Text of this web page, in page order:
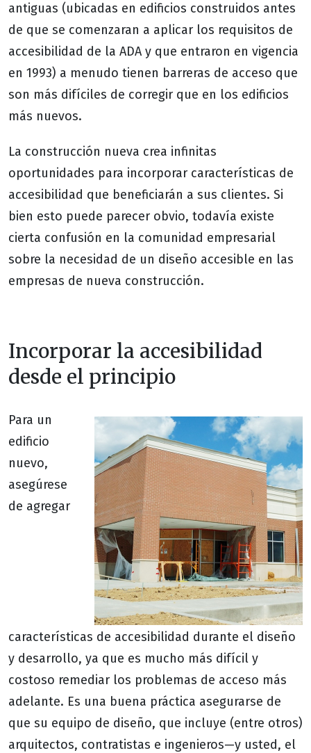
antiguas (ubicadas en edificios construidos antes
de que se comenzaran a aplicar los requisitos de
accesibilidad de la ADA y que entraron en vigencia
en 1993) a menudo tienen barreras de acceso que
son más difíciles de corregir que en los edificios
más nuevos.
La construcción nueva crea infinitas
oportunidades para incorporar características de
accesibilidad que beneficiarán a sus clientes. Si
bien esto puede parecer obvio, todavía existe
cierta confusión en la comunidad empresarial
sobre la necesidad de un diseño accesible en las
empresas de nueva construcción.
Incorporar la accesibilidad
desde el principio
Para un
edificio
nuevo,
asegúrese
de agregar
características de accesibilidad durante el diseño
y desarrollo, ya que es mucho más difícil y
costoso remediar los problemas de acceso más
adelante. Es una buena práctica asegurarse de
que su equipo de diseño, que incluye (entre otros)
arquitectos, contratistas e ingenieros—y usted, el